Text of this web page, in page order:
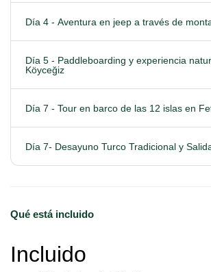
Día 4 - Aventura en jeep a través de
Día 5 - Paddleboarding y experiencia
Köyceğiz
Día 7 - Tour en barco de las 12 islas en
Día 7- Desayuno Turco Tradicional y
Qué está incluido
Incluido